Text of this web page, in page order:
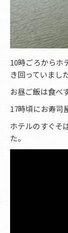
10時ごろからホ
き回っていまし
お昼ご飯は食べ
17時頃にお寿司
ホテルのすぐそ
た。